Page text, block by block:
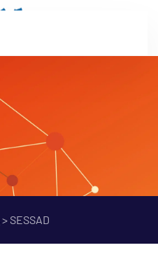
> SESSAD